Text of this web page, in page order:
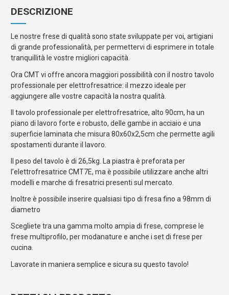
DESCRIZIONE
Le nostre frese di qualità sono state sviluppate per voi, artigiani
di grande professionalità, per permettervi di esprimere in totale
tranquillità le vostre migliori capacità.
Ora CMT vi offre ancora maggiori possibilità con il nostro tavolo
professionale per elettrofresatrice: il mezzo ideale per
aggiungere alle vostre capacità la nostra qualità.
Il tavolo professionale per elettrofresatrice, alto 90cm, ha un
piano di lavoro forte e robusto, delle gambe in acciaio e una
superficie laminata che misura 80x60x2,5cm che permette agili
spostamenti durante il lavoro.
Il peso del tavolo è di 26,5kg. La piastra è preforata per
l’elettrofresatrice CMT7E, ma è possibile utilizzare anche altri
modelli e marche di fresatrici presenti sul mercato.
Inoltre è possibile inserire qualsiasi tipo di fresa fino a 98mm di
diametro
Scegliete tra una gamma molto ampia di frese, comprese le
frese multiprofilo, per modanature e anche i set di frese per
cucina.
Lavorate in maniera semplice e sicura su questo tavolo!